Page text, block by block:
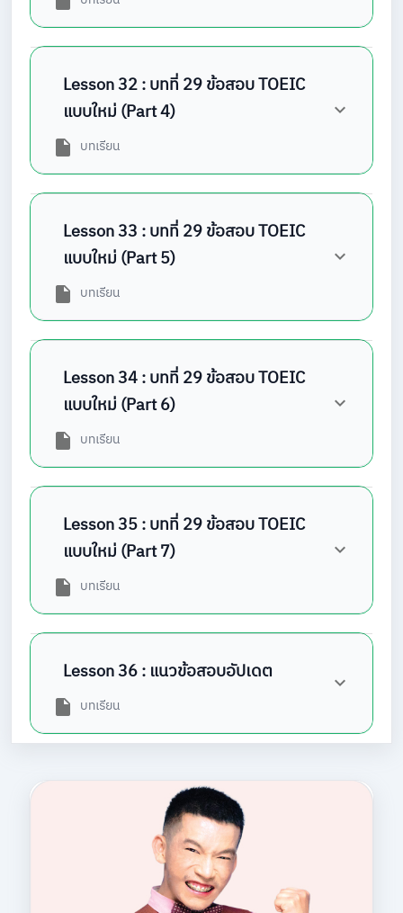
Lesson 32 : บทที่ 29 ข้อสอบ TOEIC
แบบใหม่ (Part 4)
บทเรียน
Lesson 33 : บทที่ 29 ข้อสอบ TOEIC
แบบใหม่ (Part 5)
บทเรียน
Lesson 34 : บทที่ 29 ข้อสอบ TOEIC
แบบใหม่ (Part 6)
บทเรียน
Lesson 35 : บทที่ 29 ข้อสอบ TOEIC
แบบใหม่ (Part 7)
บทเรียน
Lesson 36 : แนวข้อสอบอัปเดต
บทเรียน